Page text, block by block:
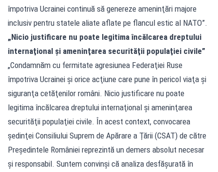
împotriva Ucrainei continuă să genereze ameninţări majore
inclusiv pentru statele aliate aflate pe flancul estic al NATO”.
„Nicio justificare nu poate legitima încălcarea dreptului
internaţional şi ameninţarea securităţii populaţiei civile”
„Condamnăm cu fermitate agresiunea Federaţiei Ruse
împotriva Ucrainei şi orice acţiune care pune în pericol viaţa şi
siguranţa cetăţenilor români. Nicio justificare nu poate
legitima încălcarea dreptului internaţional şi ameninţarea
securităţii populaţiei civile. În acest context, convocarea
şedinţei Consiliului Suprem de Apărare a Ţării (CSAT) de către
Preşedintele României reprezintă un demers absolut necesar
şi responsabil. Suntem convinşi că analiza desfăşurată în